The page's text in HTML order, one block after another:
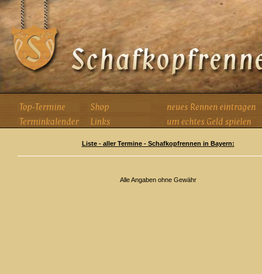
Liste - aller Termine - Schafkopfrennen in Bayern:
Alle Angaben ohne Gewähr